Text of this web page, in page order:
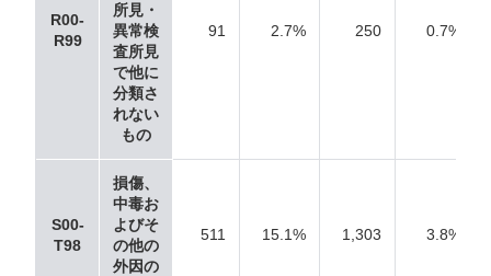
R00-
R99
所見・
異常検
査所見
で他に
分類さ
れない
もの
91 2.7% 250 0.7%
S00-
T98
損傷、
中毒お
よびそ
の他の
外因の
511 15.1% 1,303 3.8%